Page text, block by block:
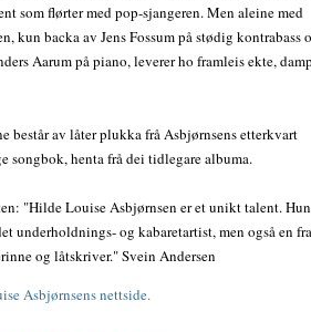
som flørter med pop-sjangeren. Men aleine med
kun backa av Jens Fossum på stødig kontrabass
Aarum på piano, leverer ho framleis ekte,
består av låter plukka frå Asbjørnsens etterkvart
songbok, henta frå dei tidlegare albuma.
"Hilde Louise Asbjørnsen er et unikt talent. Hun
underholdnings- og kabaretartist, men også en
og låtskriver." Svein Andersen
Asbjørnsens nettside.